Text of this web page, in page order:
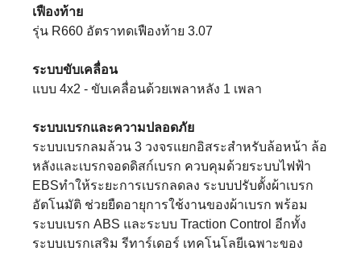
เฟืองท้าย
รุ่น R660 อัตราทดเฟืองท้าย 3.07
ระบบขับเคลื่อน
แบบ 4x2 - ขับเคลื่อนด้วยเพลาหลัง 1 เพลา
ระบบเบรกและความปลอดภัย
ระบบเบรกลมล้วน 3 วงจรแยกอิสระสำหรับล้อหน้า ล้อ
หลังและเบรกจอดดิสก์เบรก ควบคุมด้วยระบบไฟฟ้า
EBSทำให้ระยะการเบรกลดลง ระบบปรับตั้งผ้าเบรก
อัตโนมัติ ช่วยยืดอายุการใช้งานของผ้าเบรก พร้อม
ระบบเบรก ABS และระบบ Traction Control อีกทั้ง
ระบบเบรกเสริม รีทาร์เดอร์ เทคโนโลยีเฉพาะของ